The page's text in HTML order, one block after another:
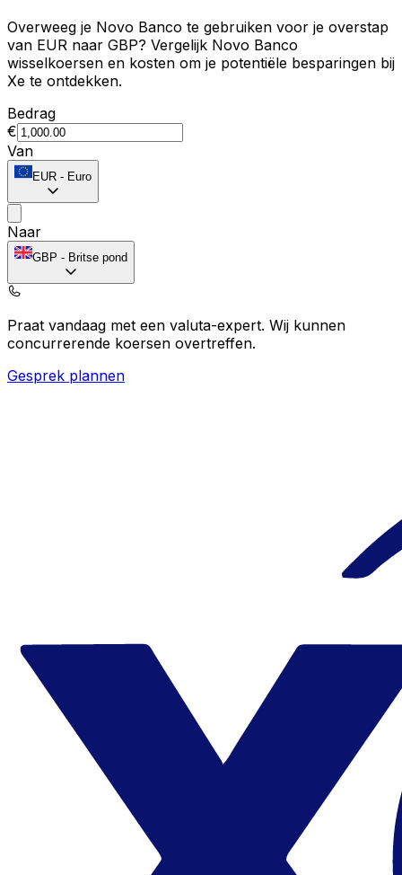
Overweeg je Novo Banco te gebruiken voor je overstap
van EUR naar GBP? Vergelijk Novo Banco
wisselkoersen en kosten om je potentiële besparingen bij
Xe te ontdekken.
Bedrag
€
Van
EUR - Euro
Naar
GBP - Britse pond
Praat vandaag met een valuta-expert. Wij kunnen
concurrerende koersen overtreffen.
Gesprek plannen